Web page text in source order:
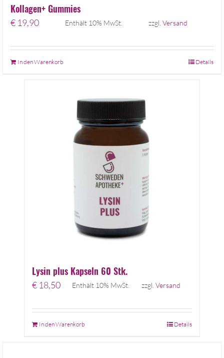
Kollagen+ Gummies
€ 19,90 Enthält 10% MwSt. zzgl. Versand
In den Warenkorb Details
Lysin plus Kapseln 60 Stk.
€ 18,50 Enthält 10% MwSt. zzgl. Versand
In den Warenkorb Details